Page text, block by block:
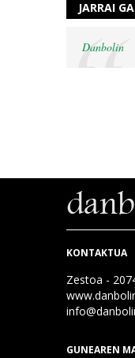
JARRAI
Danbolin
KONTAKTUA
Zestoa -
GUNEAREN